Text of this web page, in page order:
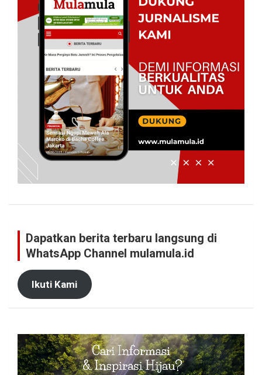
Dapatkan berita terbaru langsung di
WhatsApp Channel mulamula.id
Ikuti Kami